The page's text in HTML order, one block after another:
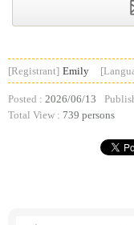
[Registrant] Emily
Posted : 2026/06/13
Total View : 739 persons